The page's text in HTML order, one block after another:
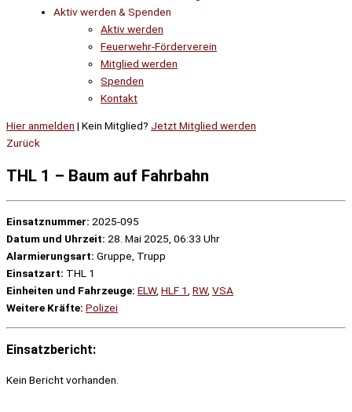
Aktiv werden & Spenden
Aktiv werden
Feuerwehr-Förderverein
Mitglied werden
Spenden
Kontakt
Hier anmelden | Kein Mitglied? Jetzt Mitglied werden
Zurück
THL 1 – Baum auf Fahrbahn
Einsatznummer: 2025-095
Datum und Uhrzeit: 28. Mai 2025, 06:33 Uhr
Alarmierungsart: Gruppe, Trupp
Einsatzart: THL 1
Einheiten und Fahrzeuge: ELW, HLF 1 RW, VSA
Weitere Kräfte: Polizei
Einsatzbericht:
Kein Bericht vorhanden.